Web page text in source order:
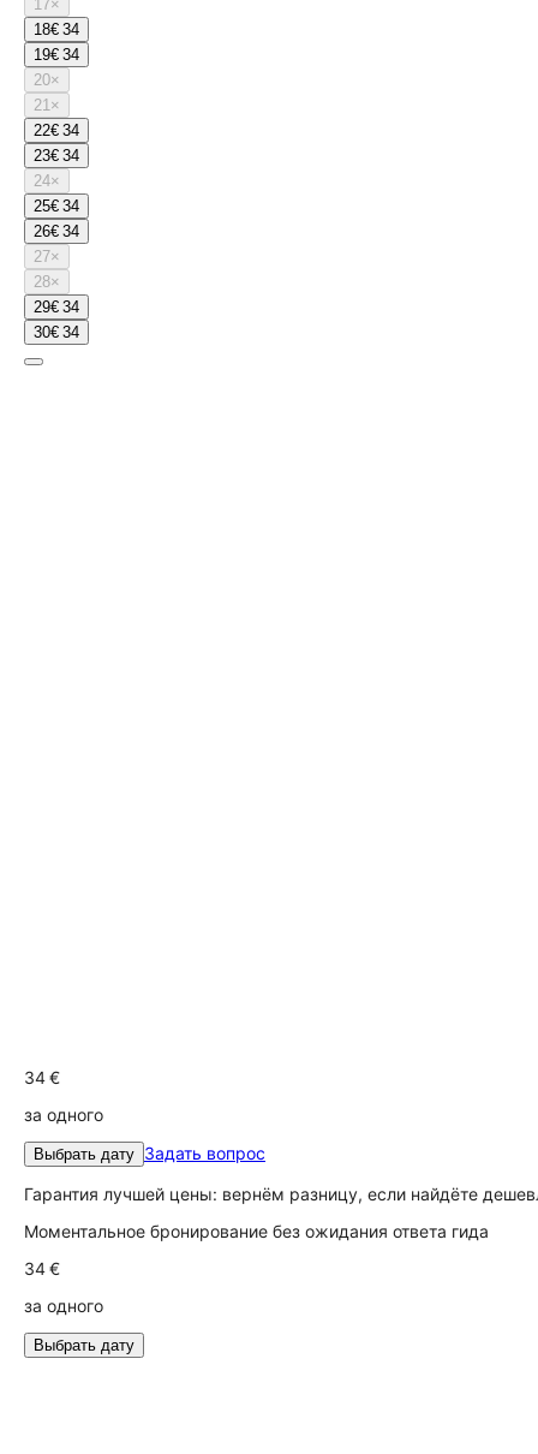
17×
18€ 34
19€ 34
20×
21×
22€ 34
23€ 34
24×
25€ 34
26€ 34
27×
28×
29€ 34
30€ 34
34 €
за одного
Выбрать дату Задать вопрос
Гарантия лучшей цены: вернём разницу, если найдёте
Моментальное бронирование без ожидания ответа гида
34 €
за одного
Выбрать дату